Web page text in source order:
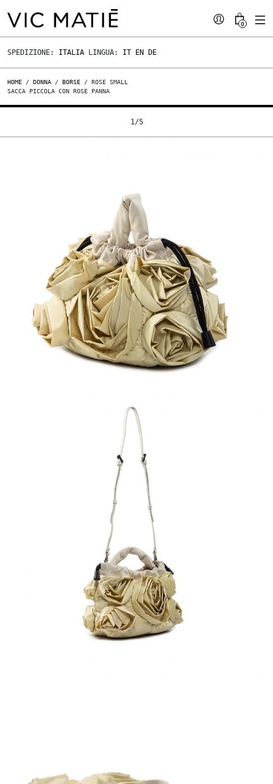
0
SPEDIZIONE: ITALIA LINGUA: IT EN DE
HOME / DONNA / BORSE / ROSE SMALL
SACCA PICCOLA CON ROSE PANNA
1/5